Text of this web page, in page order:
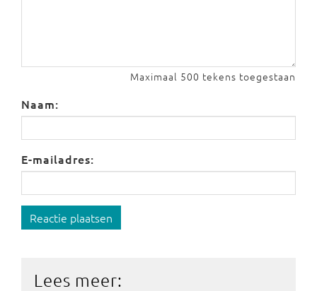
Maximaal 500 tekens toegestaan
Naam:
E-mailadres:
Reactie plaatsen
Lees meer: